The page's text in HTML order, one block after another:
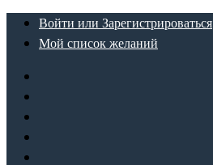
ПерейтиВойти или Зарегистрироваться
Мой список желаний